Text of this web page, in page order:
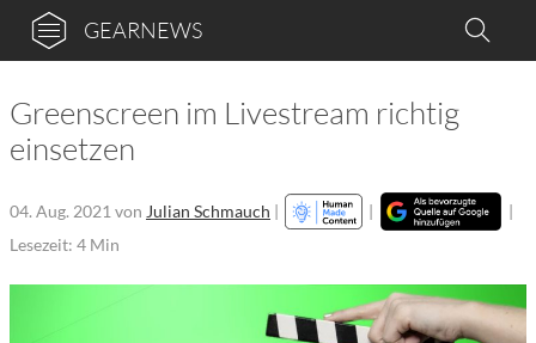
GEARNEWS
Greenscreen im Livestream richtig
einsetzen
04. Aug. 2021 von Julian Schmauch | |
|
Lesezeit: 4 Min